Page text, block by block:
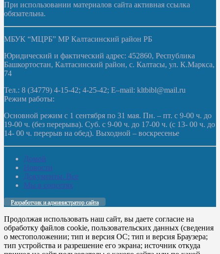
При использовании материалов сайта активная ссылка
обязательна.
МБУК “МЦРБ” МР Калтасинский район РБ
Юридический и фактический адрес: 452860, Республика
Башкортостан, Калтасинский район, с. Калтасы, ул. К.Маркса,
74
Тел.: 8 (34779) 4-15-42; 4-25-42; E–mail: kltbibl@mail.ru
Режим работы:
Основной режим с 1 сентября по 31 мая. Пн. – пт. с 9-00 ч. до
19-00 ч. (без перерыва). Суб. с 9-00 ч. до 17-00 ч. (с 13- 00 ч. до
14- 00 ч. перерыв на обед). Выходной – воскресенье
Домой
Новости
Документы. Все
Мы в соцсетях
Разработчик и администратор сайта
Продолжая использовать наш сайт, вы даете согласие на
обработку файлов cookie, пользовательских данных (сведения
о местоположении; тип и версия ОС; тип и версия Браузера;
тип устройства и разрешение его экрана; источник откуда